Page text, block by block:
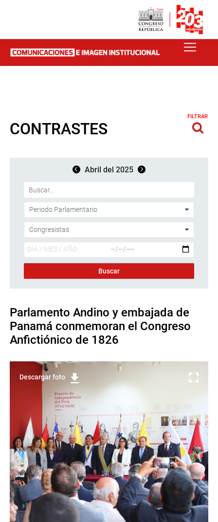
CONTRASTES
FILTRAR
Abril del 2025
Parlamento Andino y embajada de
Panamá conmemoran el Congreso
Anfictiónico de 1826
Descargar foto